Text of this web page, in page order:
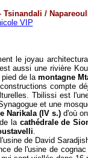
Tsinandali /
le joyau
aussi une rivière
pied de lamontagne
compte
Tbilissi est
et une
Narikala (IV s.)d'où
la cathédrale de
.
de David
de l'usine de